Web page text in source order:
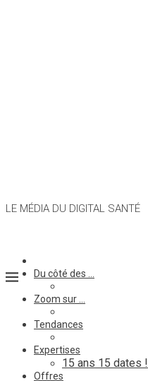
LE MÉDIA DU DIGITAL SANTÉ
Du côté des …
Zoom sur …
Tendances
Expertises
15 ans 15 dates !
Offres